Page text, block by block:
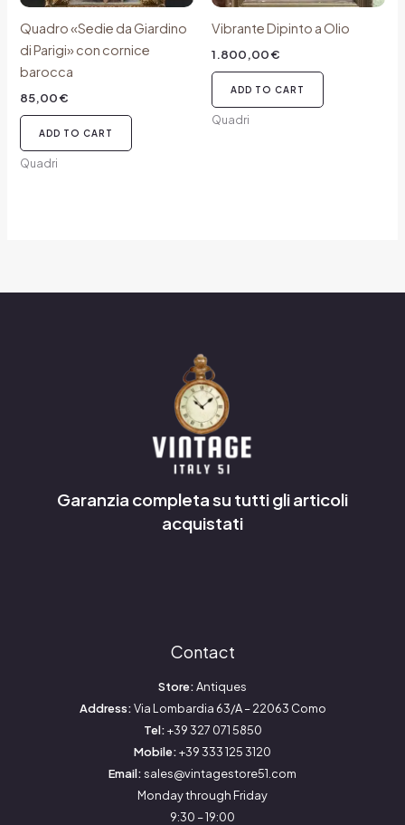
Quadro «Sedie da Giardino
di Parigi» con cornice
barocca
85,00€
ADD TO CART
Quadri
Vibrante Dipinto a Olio
1.800,00€
ADD TO CART
Quadri
Garanzia completa su tutti gli articoli
acquistati
Contact
Store:Antiques
Address:Via Lombardia 63/A – 22063 Como
Tel:+39 327 071 5850
Mobile:+39 333 125 3120
Email:sales@vintagestore51.com
Monday through Friday
9:30 – 19:00